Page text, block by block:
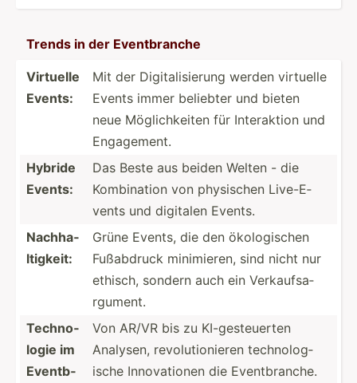
Trends in der Eventb­ranche
Virtuelle
Events:
Mit der Digita­lis­ierung werden virtuelle
Events immer beliebter und bieten
neue Möglic­hkeiten für Intera­ktion und
Engage­ment.
Hybride
Events:
Das Beste aus beiden Welten - die
Kombin­ation von physischen Live-E­
vents und digitalen Events.
Nachha­
lti­gkeit:
Grüne Events, die den ökolog­ischen
Fußabdruck minimi­eren, sind nicht nur
ethisch, sondern auch ein Verkau­fsa­
rgu­ment.
Techno­
logie im
Eventb­
Von AR/VR bis zu KI-ges­teu­erten
Analysen, revolu­tio­nieren techno­log­
ische Innova­tionen die Eventb­ranche.